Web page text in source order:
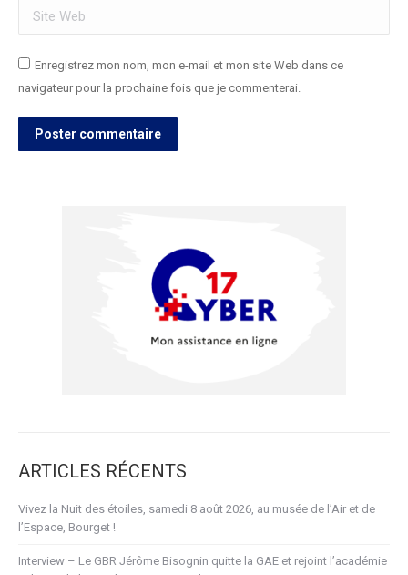
Site Web
Enregistrez mon nom, mon e-mail et mon site Web dans ce
navigateur pour la prochaine fois que je commenterai.
Poster commentaire
ARTICLES RÉCENTS
Vivez la Nuit des étoiles, samedi 8 août 2026, au musée de l’Air et de
l’Espace, Bourget !
Interview – Le GBR Jérôme Bisognin quitte la GAE et rejoint l’académie